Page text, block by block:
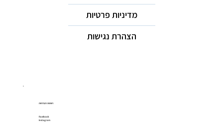
מדיניות פרטיות
הצהרת נגישות
רשתות חברתיות
Facebook
Instagram